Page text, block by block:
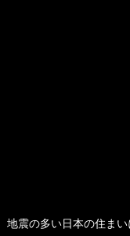
地震の多い日本の住まい